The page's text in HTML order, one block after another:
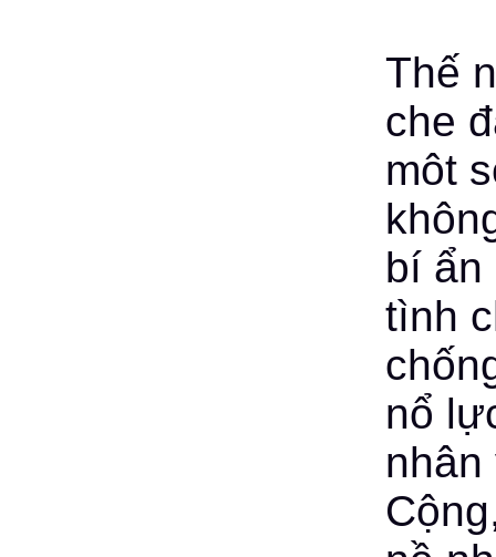
Thế
che
môt
bí ẩn
tình
nổ